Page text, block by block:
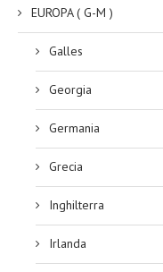
EUROPA ( G-M )
Galles
Georgia
Germania
Grecia
Inghilterra
Irlanda